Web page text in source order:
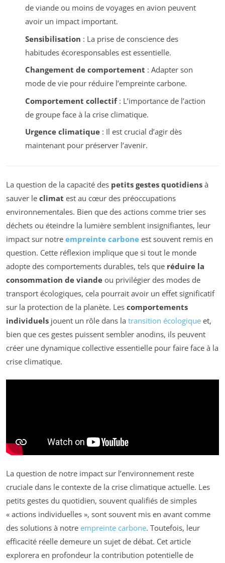
de viande ou moins de voyages en avion peuvent
avoir un impact important.
Sensibilisation : La prise de conscience des
habitudes écoresponsables est essentielle.
Changement de comportement : Adapter son
mode de vie pour réduire l’empreinte carbone.
Comportement collectif: L’importance de l’action
de groupe face à la crise climatique.
Urgence climatique: Il est crucial d’agir dès
maintenant pour préserver l’avenir.
La question de la capacité des petits gestes quotidiens à
sauver le climat est au cœur des préoccupations
environnementales. Bien que des actions comme trier ses
déchets ou éteindre la lumière semblent insignifiantes, leur
impact sur notre empreinte carbone est souvent remis en
question. Cette réflexion implique que si tout le monde
adopte des comportements durables, tels que réduire la
consommation de viande ou privilégier des modes de
transport écologiques, cela pourrait avoir un effet significatif
sur la protection de la planète. Les comportements
individuels jouent un rôle dans la transition écologique et,
bien que ces gestes puissent sembler anodins, ils peuvent
créer une dynamique collective essentielle pour faire face à la
crise climatique.
La question de notre impact sur l’environnement reste
cruciale dans le contexte de la crise climatique actuelle. Les
petits gestes du quotidien, souvent qualifiés de simples
« actions individuelles », sont souvent mis en avant comme
des solutions à notre empreinte carbone. Toutefois, leur
efficacité réelle demeure un sujet de débat. Cet article
explorera en profondeur la contribution potentielle de